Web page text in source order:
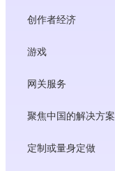
创作者经济
游戏
网关服务
聚焦中国的解决方案
定制或量身定做